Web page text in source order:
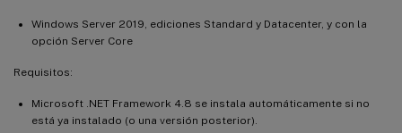
Windows Server 2019, ediciones Standard y Datacenter, y con la
opción Server Core
Requisitos:
Microsoft .NET Framework 4.8 se instala automáticamente si no
está ya instalado (o una versión posterior).